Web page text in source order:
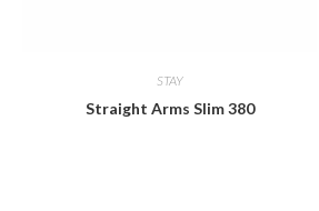
STAY
Straight Arms Slim 380